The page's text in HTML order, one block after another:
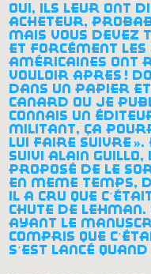
oui, ils leur ont
acheteur,
mais vous
et forcément les
américaines ont
vouloir après !
dans un papier
canard où je
connais un
militant, ça
lui faire suivre ».
suivi alain guillo,
proposé de le
en même temps,
il a cru que
chute de lehman.
ayant le
compris que
s’est lancé quand